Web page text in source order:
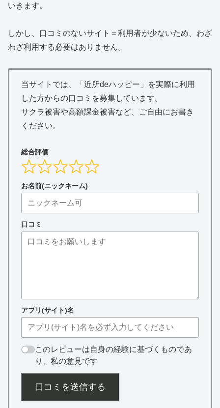
いきます。
しかし、口コミのないサイト＝利用者が少ないため、わざ
わざ利用する必要はありません。
当サイトでは、「近所deハッピー」を実際に利用
した方からの口コミを募集しています。
サクラ被害や高額課金被害など、ご自由にお書き
ください。
総合評価
お名前(ニックネーム)
口コミ
アプリ(サイト)名
このレビューは自身の経験に基づくものであ
り、私の意見です
口コミを送信する